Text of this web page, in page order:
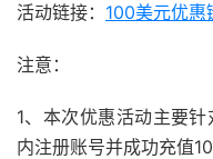
活动链接： 100美元优惠
注意：
1、本次优惠活动主要
内注册账号并成功充值10